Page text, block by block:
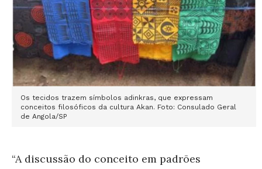
Os tecidos trazem símbolos adinkras, que expressam
conceitos filosóficos da cultura Akan. Foto: Consulado Geral
de Angola/SP
“A discussão do conceito em padrões